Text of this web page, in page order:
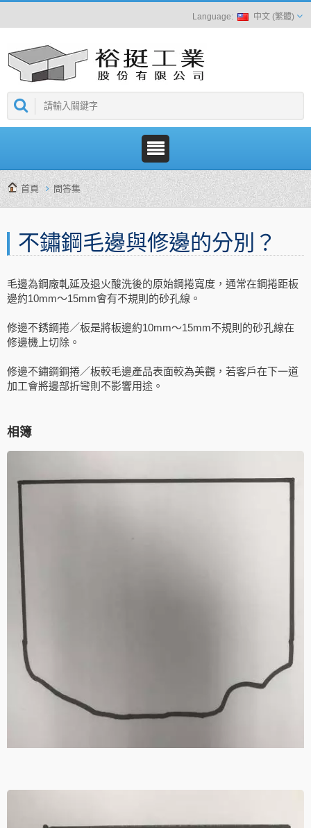
中文 (繁體)
首頁 問答集
不鏽鋼毛邊與修邊的分別？
毛邊為鋼廠軋延及退火酸洗後的原始鋼捲寬度，通常在鋼捲距板
邊約10mm～15mm會有不規則的砂孔線。
修邊不銹鋼捲／板是將板邊約10mm～15mm不規則的砂孔線在
修邊機上切除。
修邊不鏽鋼鋼捲／板較毛邊產品表面較為美觀，若客戶在下一道
加工會將邊部折彎則不影響用途。
相簿